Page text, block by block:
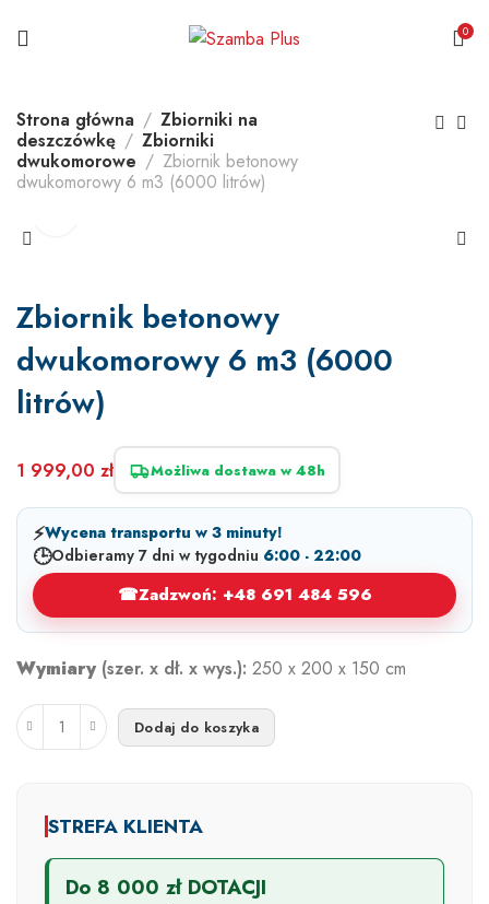
0
Strona główna
Zbiorniki na
deszczówkę
Zbiorniki
dwukomorowe
Zbiornik betonowy
dwukomorowy 6 m3 (6000 litrów)
Zbiornik betonowy
dwukomorowy 6 m3 (6000
litrów)
1 999,00 zł Możliwa dostawa w 48h
⚡Wycena transportu w 3 minuty!
🕒Odbieramy 7 dni w tygodniu 6:00 - 22:00
☎Zadzwoń: +48 691 484 596
Wymiary (szer. x dł. x wys.): 250 x 200 x 150 cm
Dodaj do koszyka
STREFA KLIENTA
Do 8 000 zł DOTACJI